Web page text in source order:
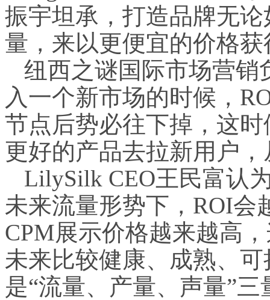
振宇坦承，打造品牌无
量，来以更便宜的价格
纽西之谜国际市场营销
入一个新市场的时候，
节点后势必往下掉，这
更好的产品去拉新用户
LilySilk CEO王民富认
未来流量形势下，ROI会
CPM展示价格越来越高
未来比较健康、成熟、
是“流量、产量、声量”三